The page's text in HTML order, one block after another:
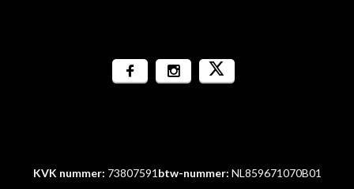
KVK nummer: 73807591 btw-nummer: NL859671070B01